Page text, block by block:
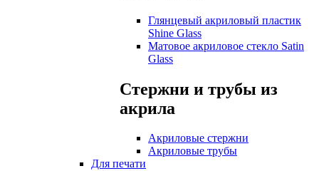
Глянцевый акриловый пластик
Shine Glass
Матовое акриловое стекло Satin
Glass
Стержни и трубы из
акрила
Акриловые стержни
Акриловые трубы
Для печати